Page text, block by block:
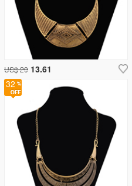
32
US$ 20 13.61